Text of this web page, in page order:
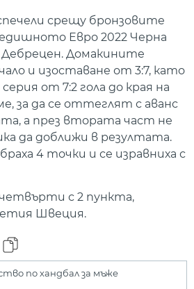
срещу бронзовите
Евро 2022 Черна
в Дебрецен. Домакините
и изоставане от 3:7, като
от 7:2 гола до края на
за да се оттеглят с аванс
а през втората част не
да доближи в резултата.
4 точки и се изравниха с
с 2 пункта,
Швеция.
по хандбал за мъже